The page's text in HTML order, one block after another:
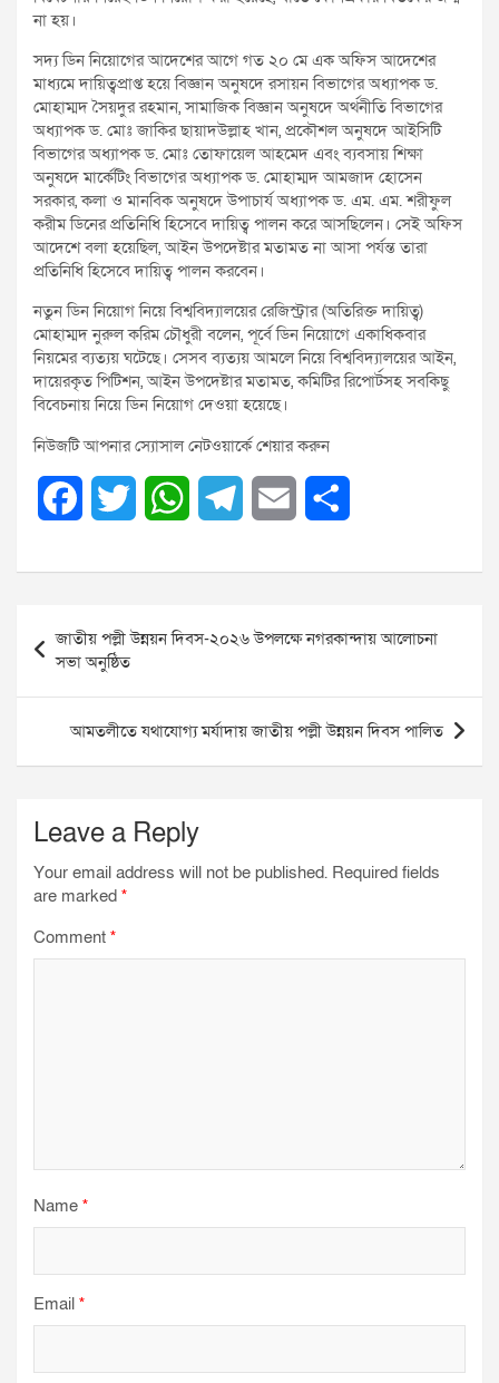
না হয়।
সদ্য ডিন নিয়োগের আদেশের আগে গত ২০ মে এক অফিস আদেশের
মাধ্যমে দায়িত্বপ্রাপ্ত হয়ে বিজ্ঞান অনুষদে রসায়ন বিভাগের অধ্যাপক ড.
মোহাম্মদ সৈয়দুর রহমান, সামাজিক বিজ্ঞান অনুষদে অর্থনীতি বিভাগের
অধ্যাপক ড. মোঃ জাকির ছায়াদউল্লাহ খান, প্রকৌশল অনুষদে আইসিটি
বিভাগের অধ্যাপক ড. মোঃ তোফায়েল আহমেদ এবং ব্যবসায় শিক্ষা
অনুষদে মার্কেটিং বিভাগের অধ্যাপক ড. মোহাম্মদ আমজাদ হোসেন
সরকার, কলা ও মানবিক অনুষদে উপাচার্য অধ্যাপক ড. এম. এম. শরীফুল
করীম ডিনের প্রতিনিধি হিসেবে দায়িত্ব পালন করে আসছিলেন। সেই অফিস
আদেশে বলা হয়েছিল, আইন উপদেষ্টার মতামত না আসা পর্যন্ত তারা
প্রতিনিধি হিসেবে দায়িত্ব পালন করবেন।
নতুন ডিন নিয়োগ নিয়ে বিশ্ববিদ্যালয়ের রেজিস্ট্রার (অতিরিক্ত দায়িত্ব)
মোহাম্মদ নুরুল করিম চৌধুরী বলেন, পূর্বে ডিন নিয়োগে একাধিকবার
নিয়মের ব্যত্যয় ঘটেছে। সেসব ব্যত্যয় আমলে নিয়ে বিশ্ববিদ্যালয়ের আইন,
দায়েরকৃত পিটিশন, আইন উপদেষ্টার মতামত, কমিটির রিপোর্টসহ সবকিছু
বিবেচনায় নিয়ে ডিন নিয়োগ দেওয়া হয়েছে।
নিউজটি আপনার স্যোসাল নেটওয়ার্কে শেয়ার করুন
e
o
o
t
e
r
W
t
A
p
e
r
a
i
r
navigation
জাতীয় পল্লী উন্নয়ন দিবস-২০২৬ উপলক্ষে নগরকান্দায় আলোচনা
সভা অনুষ্ঠিত
আমতলীতে যথাযোগ্য মর্যাদায় জাতীয় পল্লী উন্নয়ন দিবস পালিত
Leave a Reply
Your email address will not be published. Required fields
are marked *
Comment *
Name *
Email *